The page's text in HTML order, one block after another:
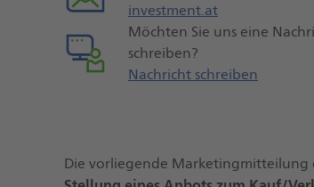
investment.at
Möchten Sie uns eine
schreiben?
Nachricht schreiben
Die vorliegende Marketingmitteilung